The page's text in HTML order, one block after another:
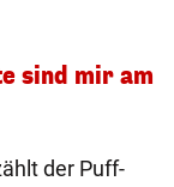
sind mir am
der Puff-